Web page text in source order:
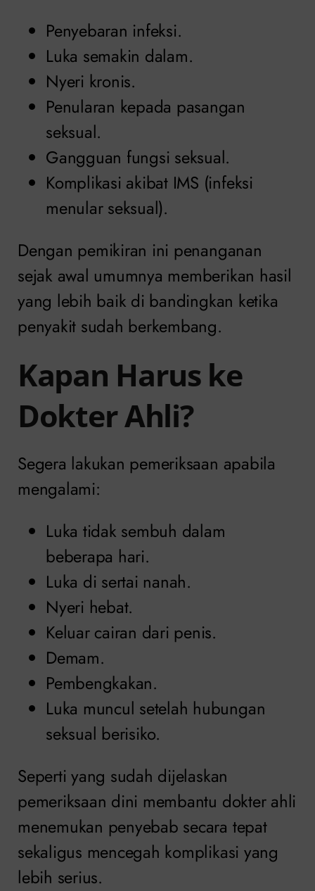
Penyebaran infeksi.
Luka semakin dalam.
Nyeri kronis.
Penularan kepada pasangan
seksual.
Gangguan fungsi seksual.
Komplikasi akibat IMS (infeksi
menular seksual).
Dengan pemikiran ini penanganan
sejak awal umumnya memberikan hasil
yang lebih baik di bandingkan ketika
penyakit sudah berkembang.
Kapan Harus ke
Dokter Ahli?
Segera lakukan pemeriksaan apabila
mengalami:
Luka tidak sembuh dalam
beberapa hari.
Luka di sertai nanah.
Nyeri hebat.
Keluar cairan dari penis.
Demam.
Pembengkakan.
Luka muncul setelah hubungan
seksual berisiko.
Seperti yang sudah dijelaskan
pemeriksaan dini membantu dokter ahli
menemukan penyebab secara tepat
sekaligus mencegah komplikasi yang
lebih serius.